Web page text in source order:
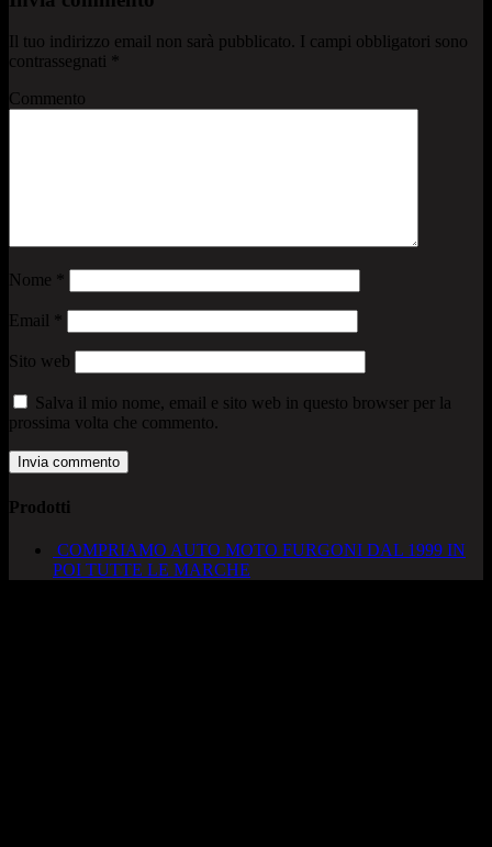
Il tuo indirizzo email non sarà pubblicato.
I campi obbligatori sono
contrassegnati
Commento
Nome
Email
Sito web
Salva il mio nome, email e sito web in questo browser per la
prossima volta che commento.
Prodotti
COMPRIAMO AUTO MOTO FURGONI DAL 1999 IN
POI TUTTE LE MARCHE